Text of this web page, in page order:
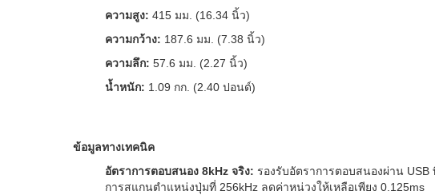
ความสูง: 415 มม. (16.34 นิ้ว)
ความกว้าง: 187.6 มม. (7.38 นิ้ว)
ความลึก: 57.6 มม. (2.27 นิ้ว)
น้ำหนัก: 1.09 กก. (2.40 ปอนด์)
ข้อมูลทางเทคนิค
อัตราการตอบสนอง 8kHz จริง: รองรับอัตราการตอบสนองผ่าน USB
การสแกนตำแหน่งปุ่มที่ 256kHz ลดค่าหน่วงให้เหลือเพียง 0.125ms